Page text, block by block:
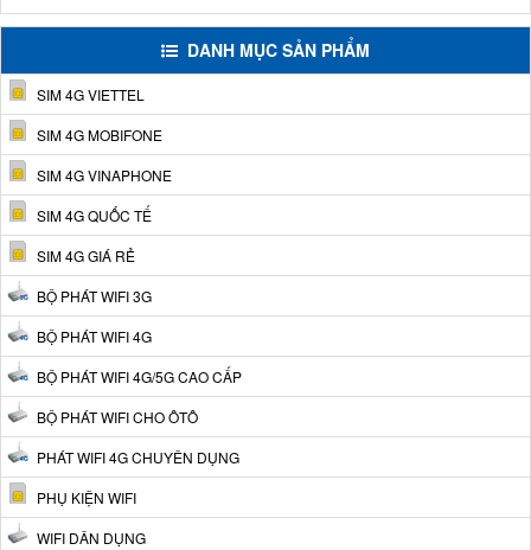
DANH MỤC SẢN PHẨM
SIM 4G VIETTEL
SIM 4G MOBIFONE
SIM 4G VINAPHONE
SIM 4G QUỐC TẾ
SIM 4G GIÁ RẺ
BỘ PHÁT WIFI 3G
BỘ PHÁT WIFI 4G
BỘ PHÁT WIFI 4G/5G CAO CẤP
BỘ PHÁT WIFI CHO ÔTÔ
PHÁT WIFI 4G CHUYÊN DỤNG
PHỤ KIỆN WIFI
WIFI DÂN DỤNG